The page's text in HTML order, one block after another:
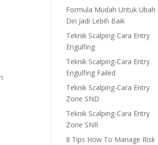
Formula Mudah Untuk Ubah
Diri Jadi Lebih Baik
Teknik Scalping-Cara Entry
Engulfing
Teknik Scalping-Cara Entry
Engulfing Failed
Teknik Scalping-Cara Entry
Zone SND
Teknik Scalping-Cara Entry
Zone SNR
8 Tips How To Manage Risk